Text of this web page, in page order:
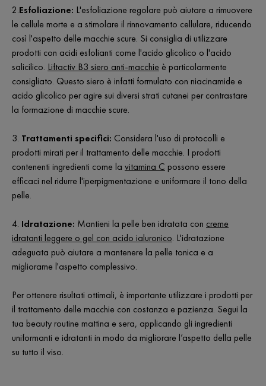
2.Esfoliazione: L'esfoliazione regolare può aiutare a rimuovere
le cellule morte e a stimolare il rinnovamento cellulare, riducendo
così l'aspetto delle macchie scure. Si consiglia di utilizzare
prodotti con acidi esfolianti come l'acido glicolico o l'acido
salicilico. Liftactiv B3 siero anti-macchie è particolarmente
consigliato. Questo siero è infatti formulato con niacinamide e
acido glicolico per agire sui diversi strati cutanei per contrastare
la formazione di macchie scure.
3. Trattamenti specifici: Considera l'uso di protocolli e
prodotti mirati per il trattamento delle macchie. I prodotti
contenenti ingredienti come la vitamina C possono essere
efficaci nel ridurre l'iperpigmentazione e uniformare il tono della
pelle.
4. Idratazione: Mantieni la pelle ben idratata con creme
idratanti leggere o gel con acido ialuronico. L'idratazione
adeguata può aiutare a mantenere la pelle tonica e a
migliorarne l'aspetto complessivo.
Per ottenere risultati ottimali, è importante utilizzare i prodotti per
il trattamento delle macchie con costanza e pazienza. Segui la
tua beauty routine mattina e sera, applicando gli ingredienti
uniformanti e idratanti in modo da migliorare l’aspetto della pelle
su tutto il viso.